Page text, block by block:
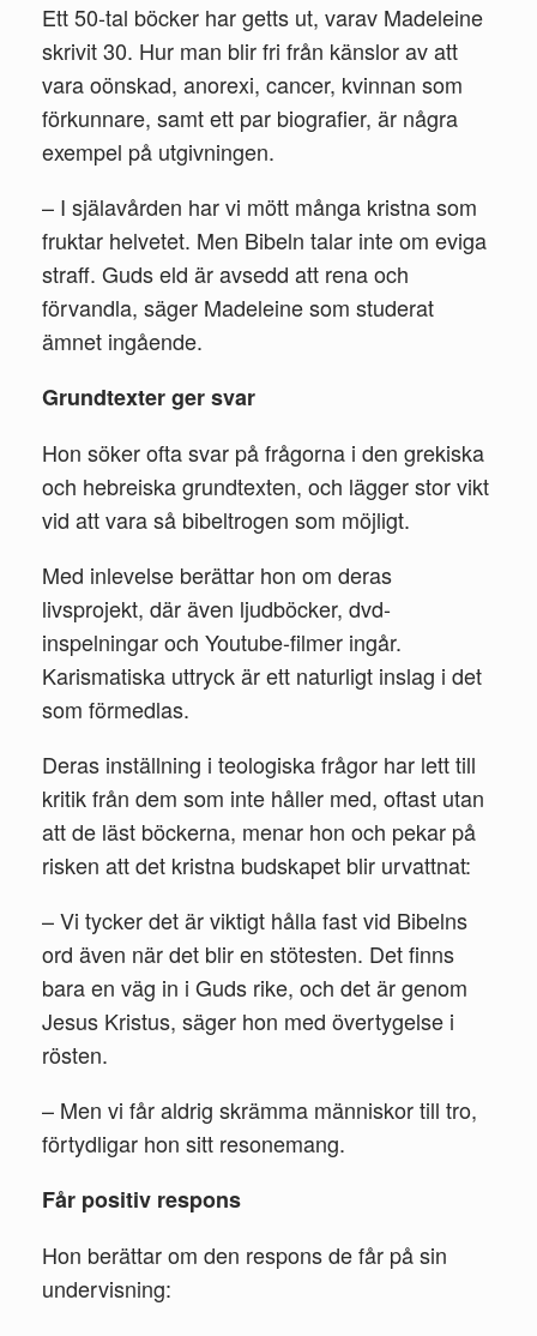
Ett 50-tal böcker har getts ut, varav Madeleine
skrivit 30. Hur man blir fri från känslor av att
vara oönskad, anorexi, cancer, kvinnan som
förkunnare, samt ett par biografier, är några
exempel på utgivningen.
– I själavården har vi mött många kristna som
fruktar helvetet. Men Bibeln talar inte om eviga
straff. Guds eld är avsedd att rena och
förvandla, säger Madeleine som studerat
ämnet ingående.
Grundtexter ger svar
Hon söker ofta svar på frågorna i den grekiska
och hebreiska grundtexten, och lägger stor vikt
vid att vara så bibeltrogen som möjligt.
Med inlevelse berättar hon om deras
livsprojekt, där även ljudböcker, dvd-
inspelningar och Youtube-filmer ingår.
Karismatiska uttryck är ett naturligt inslag i det
som förmedlas.
Deras inställning i teologiska frågor har lett till
kritik från dem som inte håller med, oftast utan
att de läst böckerna, menar hon och pekar på
risken att det kristna budskapet blir urvattnat:
– Vi tycker det är viktigt hålla fast vid Bibelns
ord även när det blir en stötesten. Det finns
bara en väg in i Guds rike, och det är genom
Jesus Kristus, säger hon med övertygelse i
rösten.
– Men vi får aldrig skrämma människor till tro,
förtydligar hon sitt resonemang.
Får positiv respons
Hon berättar om den respons de får på sin
undervisning: